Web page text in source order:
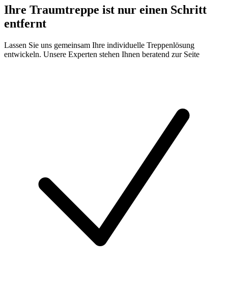
Ihre Traumtreppe ist nur einen Schritt
entfernt
Lassen Sie uns gemeinsam Ihre individuelle Treppenlösung
entwickeln. Unsere Experten stehen Ihnen beratend zur Seite